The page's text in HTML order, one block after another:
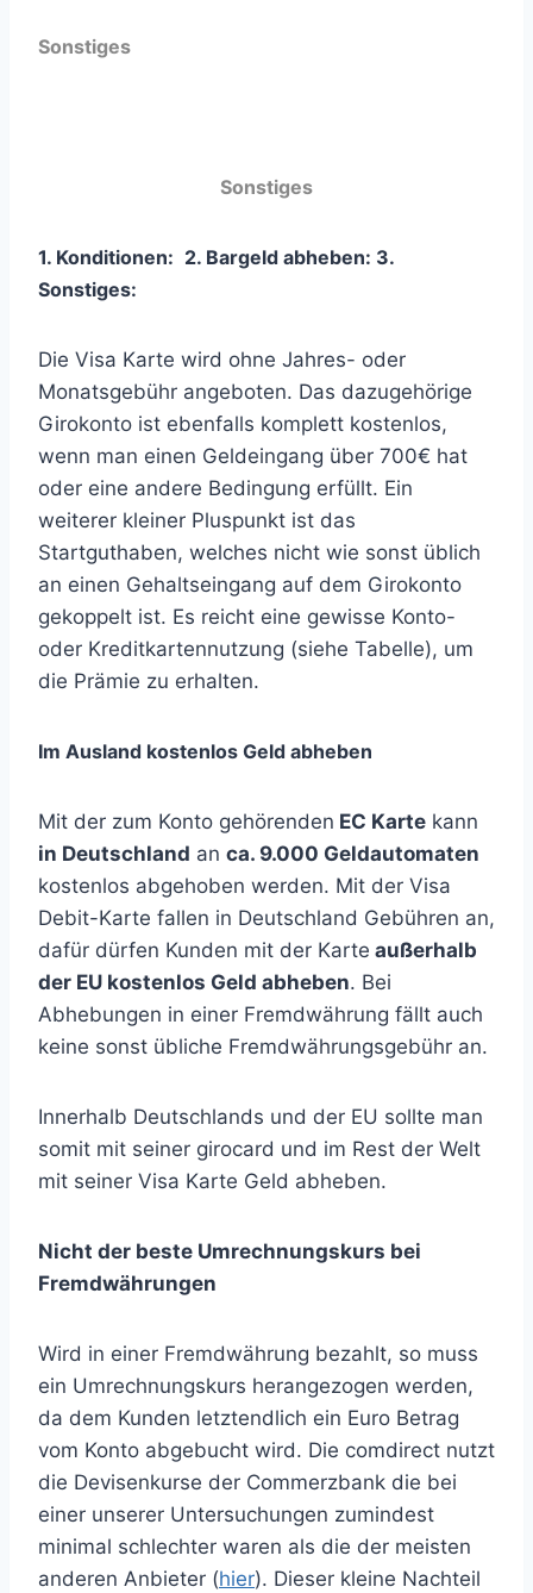
Sonstiges
Sonstiges
1. Konditionen: 2. Bargeld abheben: 3.
Sonstiges:
Die Visa Karte wird ohne Jahres- oder
Monatsgebühr angeboten. Das dazugehörige
Girokonto ist ebenfalls komplett kostenlos,
wenn man einen Geldeingang über 700€ hat
oder eine andere Bedingung erfüllt. Ein
weiterer kleiner Pluspunkt ist das
Startguthaben, welches nicht wie sonst üblich
an einen Gehaltseingang auf dem Girokonto
gekoppelt ist. Es reicht eine gewisse Konto-
oder Kreditkartennutzung (siehe Tabelle), um
die Prämie zu erhalten.
Im Ausland kostenlos Geld abheben
Mit der zum Konto gehörenden EC Karte kann
in Deutschland an ca. 9.000 Geldautomaten
kostenlos abgehoben werden. Mit der Visa
Debit-Karte fallen in Deutschland Gebühren an,
dafür dürfen Kunden mit der Karte außerhalb
der EU kostenlos Geld abheben. Bei
Abhebungen in einer Fremdwährung fällt auch
keine sonst übliche Fremdwährungsgebühr an.
Innerhalb Deutschlands und der EU sollte man
somit mit seiner girocard und im Rest der Welt
mit seiner Visa Karte Geld abheben.
Nicht der beste Umrechnungskurs bei
Fremdwährungen
Wird in einer Fremdwährung bezahlt, so muss
ein Umrechnungskurs herangezogen werden,
da dem Kunden letztendlich ein Euro Betrag
vom Konto abgebucht wird. Die comdirect nutzt
die Devisenkurse der Commerzbank die bei
einer unserer Untersuchungen zumindest
minimal schlechter waren als die der meisten
anderen Anbieter (hier). Dieser kleine Nachteil